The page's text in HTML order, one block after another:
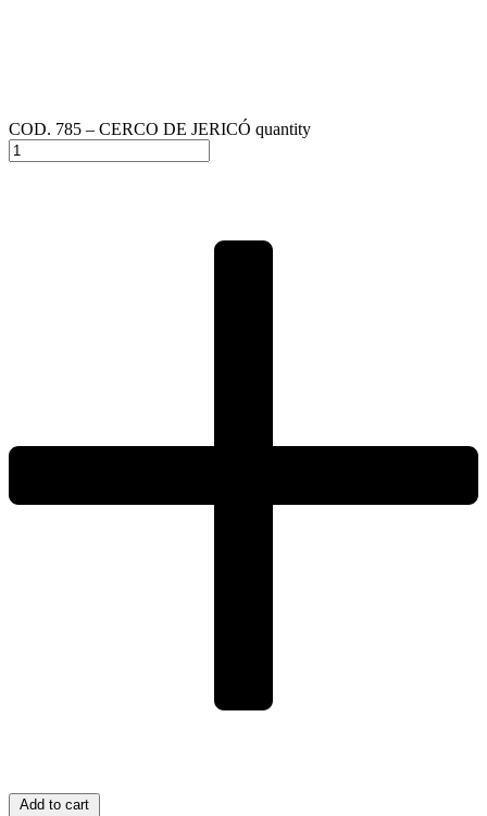
COD. 785 – CERCO DE JERICÓ quantity
Add to cart